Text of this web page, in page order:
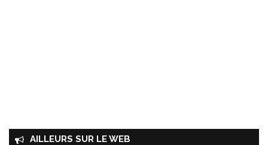
AILLEURS SUR LE WEB